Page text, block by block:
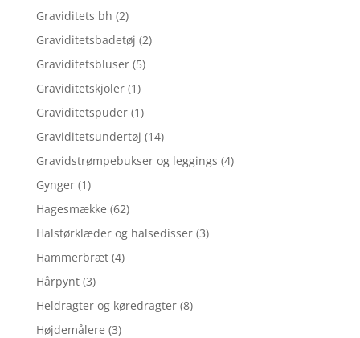
Graviditets bh (2)
Graviditetsbadetøj (2)
Graviditetsbluser (5)
Graviditetskjoler (1)
Graviditetspuder (1)
Graviditetsundertøj (14)
Gravidstrømpebukser og leggings (4)
Gynger (1)
Hagesmække (62)
Halstørklæder og halsedisser (3)
Hammerbræt (4)
Hårpynt (3)
Heldragter og køredragter (8)
Højdemålere (3)